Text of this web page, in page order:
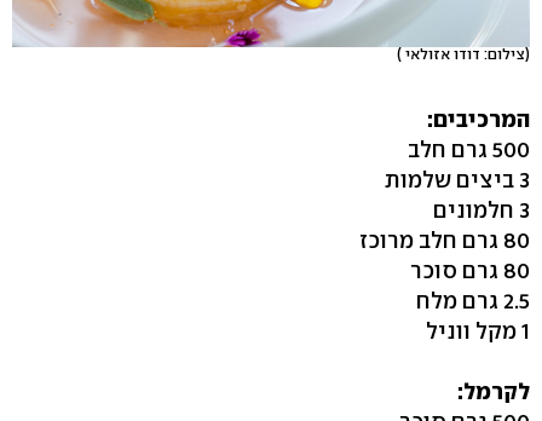
(צילום: דודו אזולאי )
המרכיבים:
500 גרם חלב
3 ביצים שלמות
3 חלמונים
80 גרם חלב מרוכז
80 גרם סוכר
2.5 גרם מלח
1 מקל ווניל
לקרמל: